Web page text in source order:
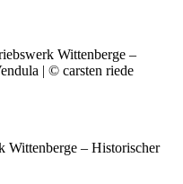
Wittenberge – Historischer